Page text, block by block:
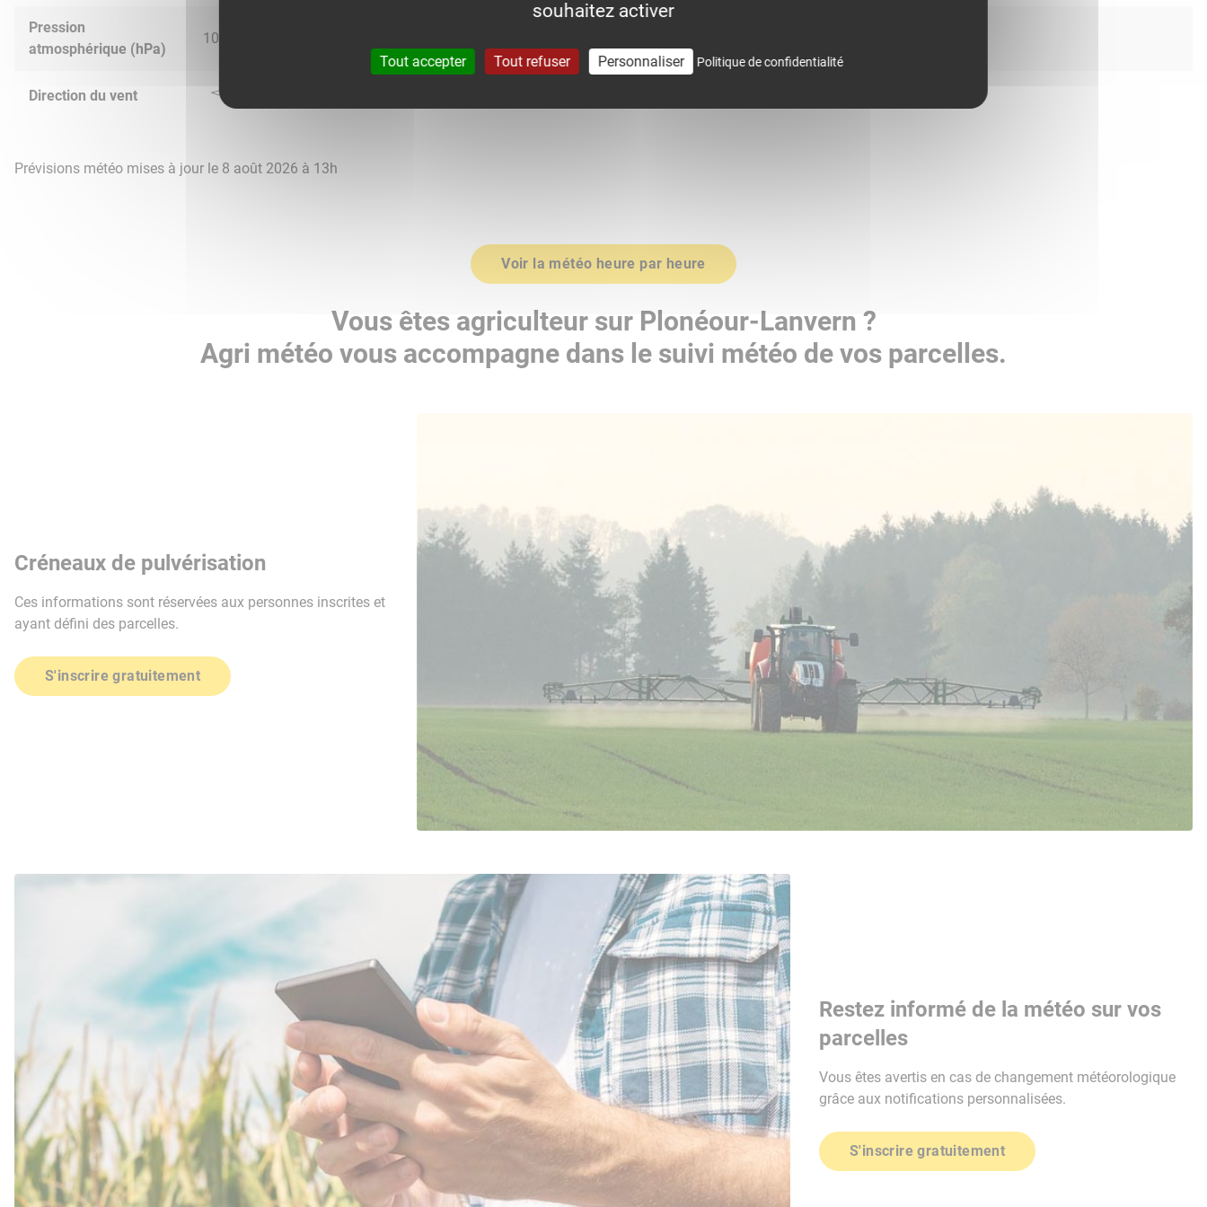
Pression
atmosphérique (hPa)
1016.0
Direction du vent
Prévisions météo mises à jour le 8 août 2026 à 13h
Voir la météo heure par heure
Vous êtes agriculteur sur Plonéour-Lanvern ?
Agri météo vous accompagne dans le suivi météo de vos parcelles.
Créneaux de pulvérisation
Ces informations sont réservées aux personnes inscrites et
ayant défini des parcelles.
S'inscrire gratuitement
Restez informé de la météo sur vos
parcelles
Vous êtes avertis en cas de changement météorologique
grâce aux notifications personnalisées.
S'inscrire gratuitement
souhaitez activer
Tout accepter Tout refuser Personnaliser Politique de confidentialité